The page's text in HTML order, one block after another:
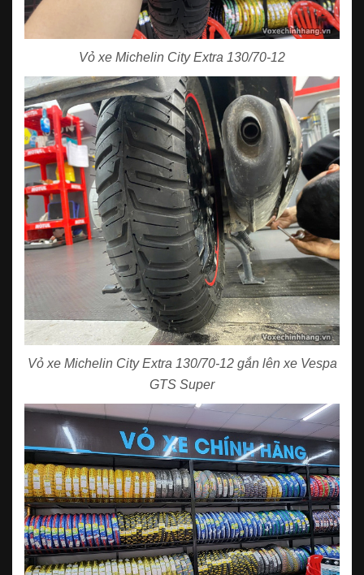
Vỏ xe Michelin City Extra 130/70-12
Vỏ xe Michelin City Extra 130/70-12 gắn lên xe Vespa
GTS Super